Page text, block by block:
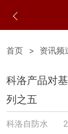
首页 > 资讯频
科洛产品对
列之五
科洛自防水